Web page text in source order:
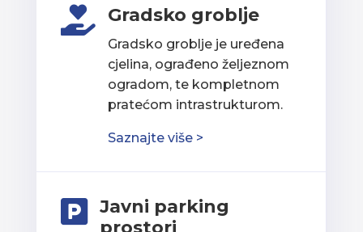
 Gradsko groblje
Gradsko groblje je uređena
cjelina, ograđeno željeznom
ogradom, te kompletnom
pratećom intrastrukturom.
Saznajte više >

Javni parking